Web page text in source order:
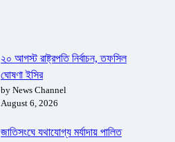
২০ আগস্ট রাষ্ট্রপতি নির্বাচন, তফসিল
ঘোষণা ইসির
by News Channel
August 6, 2026
জাতিসংঘে যথাযোগ্য মর্যাদায় পালিত